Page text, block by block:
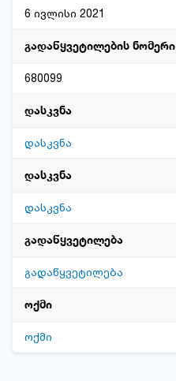
6 ივლისი 2021
გადაწყვეტილების ნომერი
680099
დასკვნა
დასკვნა
დასკვნა
დასკვნა
გადაწყვეტილება
გადაწყვეტილება
ოქმი
ოქმი